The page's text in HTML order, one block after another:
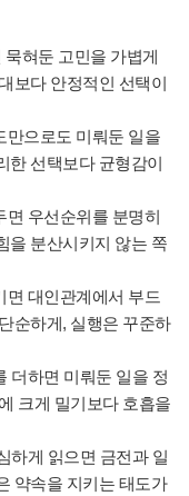
혀둔 고민을 가볍게
보다 안정적인 선택이
만으로도 미뤄둔 일을
한 선택보다 균형감이
면 우선순위를 분명히
을 분산시키지 않는 쪽
면 대인관계에서 부드
순하게, 실행은 꾸준하
더하면 미뤄둔 일을 정
크게 밀기보다 호흡을
하게 읽으면 금전과 일
약속을 지키는 태도가